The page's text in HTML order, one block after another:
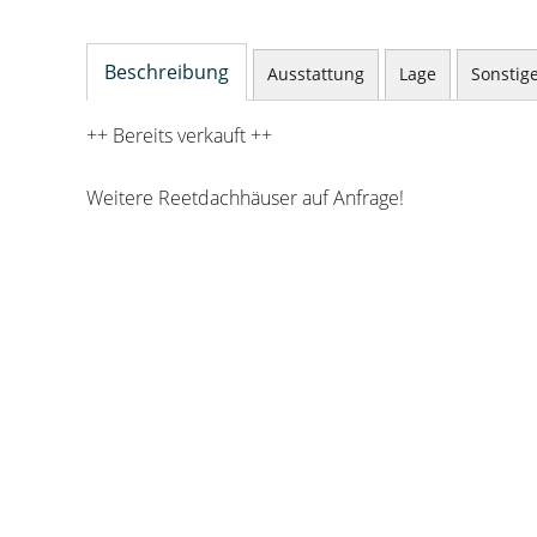
Beschreibung Ausstattung Lage
++ Bereits verkauft ++
Weitere Reetdachhäuser auf Anfrage!